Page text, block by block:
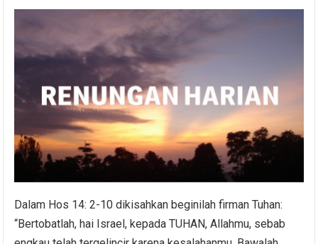
Dalam Hos 14: 2-10 dikisahkan beginilah firman Tuhan:
“Bertobatlah, hai Israel, kepada TUHAN, Allahmu, sebab